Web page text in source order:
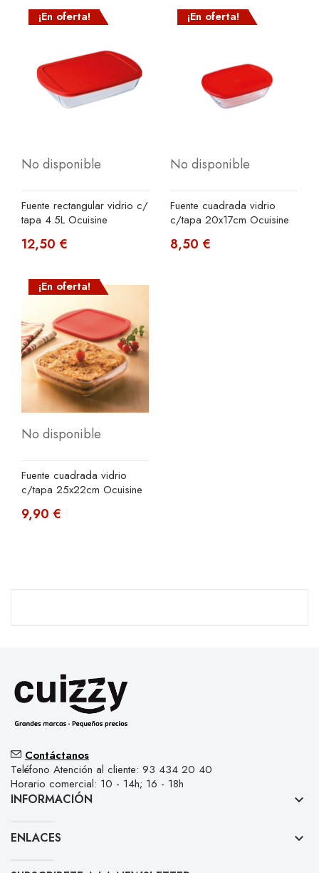
¡En oferta!
No disponible
Fuente rectangular vidrio c/
tapa 4.5L Ocuisine
12,50 €
¡En oferta!
No disponible
Fuente cuadrada vidrio
c/tapa 20x17cm Ocuisine
8,50 €
¡En oferta!
No disponible
Fuente cuadrada vidrio
c/tapa 25x22cm Ocuisine
9,90 €
Contáctanos
Teléfono Atención al cliente: 93 434 20 40
Horario comercial: 10 - 14h; 16 - 18h
INFORMACIÓN keyboard_arrow_down
ENLACES keyboard_arrow_down